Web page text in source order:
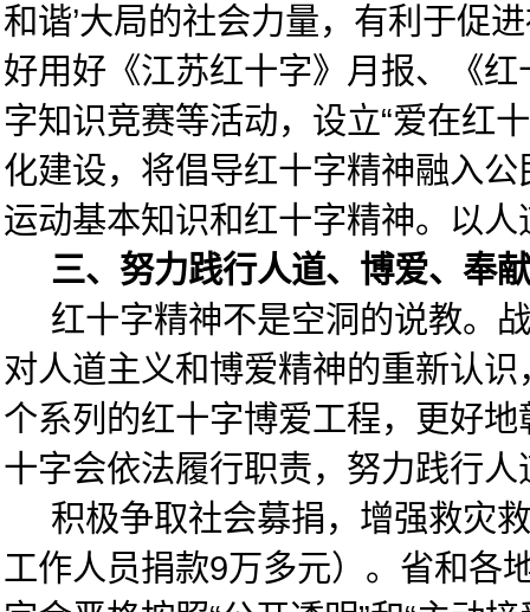
和谐’大局的社会力量，有利于促
好用好《江苏红十字》月报、《
字知识竞赛等活动，设立“爱在红
化建设，将倡导红十字精神融入
运动基本知识和红十字精神。以
三、努力践行人道、博爱、奉
红十字精神不是空洞的说教。战
对人道主义和博爱精神的重新认
个系列的红十字博爱工程，更好
十字会依法履行职责，努力践行
积极争取社会募捐，增强救灾救
工作人员捐款9万多元）。省和各